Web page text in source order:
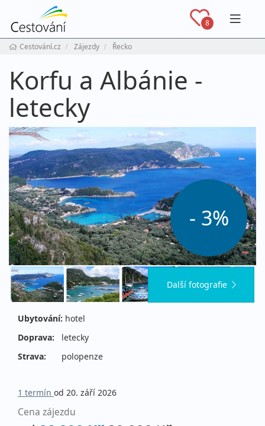
8
Cestování.cz Zájezdy Řecko
Korfu a Albánie -
letecky
- 3%
Další fotografie
Ubytování: hotel
Doprava:
letecky
Strava:
polopenze
1 termín od 20. září 2026
Cena zájezdu